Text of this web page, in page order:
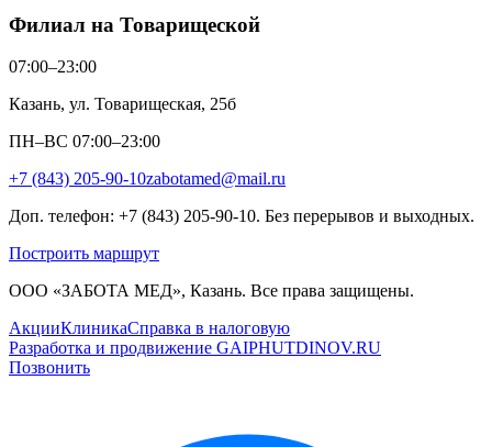
Филиал на Товарищеской
07:00–23:00
Казань, ул. Товарищеская, 25б
ПН–ВС 07:00–23:00
+7 (843) 205-90-10zabotamed@mail.ru
Доп. телефон: +7 (843) 205-90-10. Без перерывов и выходных.
Построить маршрут
ООО «ЗАБОТА МЕД», Казань. Все права защищены.
АкцииКлиникаСправка в налоговую
Разработка и продвижение GAIPHUTDINOV.RU
Позвонить